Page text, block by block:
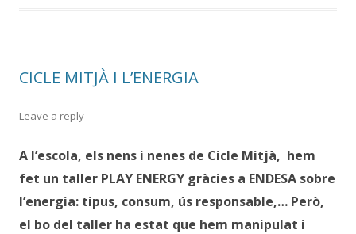
CICLE MITJÀ I L’ENERGIA
Leave a reply
A l’escola, els nens i nenes de Cicle Mitjà, hem
fet un taller PLAY ENERGY gràcies a ENDESA sobre
l’energia: tipus, consum, ús responsable,… Però,
el bo del taller ha estat que hem manipulat i